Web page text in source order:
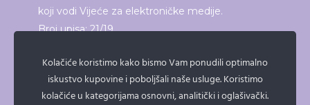
koji vodi Vijeće za elektroničke medije.
Broj upisa: 21/19
ISPRINTAJ ČLANAK
Kolačiće koristimo kako bismo Vam ponudili optimalno
iskustvo kupovine i poboljšali naše usluge. Koristimo
kolačiće u kategorijama osnovni, analitički i oglašivački.